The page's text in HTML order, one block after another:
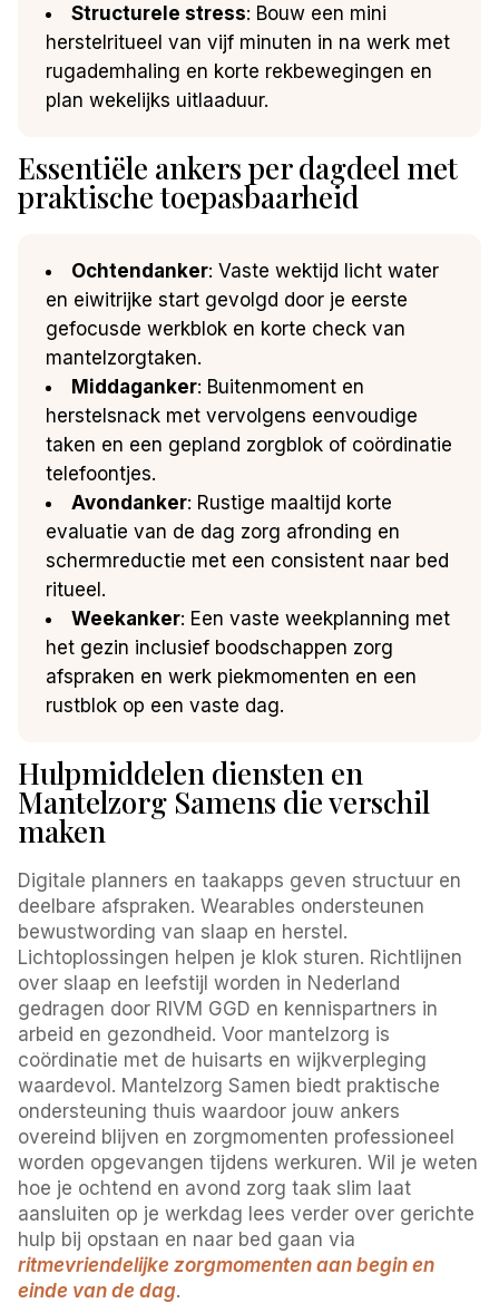
Structurele stress: Bouw een mini
herstelritueel van vijf minuten in na werk met
rugademhaling en korte rekbewegingen en
plan wekelijks uitlaaduur.
Essentiële ankers per dagdeel met
praktische toepasbaarheid
Ochtendanker: Vaste wektijd licht water
en eiwitrijke start gevolgd door je eerste
gefocusde werkblok en korte check van
mantelzorgtaken.
Middaganker: Buitenmoment en
herstelsnack met vervolgens eenvoudige
taken en een gepland zorgblok of coördinatie
telefoontjes.
Avondanker: Rustige maaltijd korte
evaluatie van de dag zorg afronding en
schermreductie met een consistent naar bed
ritueel.
Weekanker: Een vaste weekplanning met
het gezin inclusief boodschappen zorg
afspraken en werk piekmomenten en een
rustblok op een vaste dag.
Hulpmiddelen diensten en
Mantelzorg Samens die verschil
maken
Digitale planners en taakapps geven structuur en
deelbare afspraken. Wearables ondersteunen
bewustwording van slaap en herstel.
Lichtoplossingen helpen je klok sturen. Richtlijnen
over slaap en leefstijl worden in Nederland
gedragen door RIVM GGD en kennispartners in
arbeid en gezondheid. Voor mantelzorg is
coördinatie met de huisarts en wijkverpleging
waardevol. Mantelzorg Samen biedt praktische
ondersteuning thuis waardoor jouw ankers
overeind blijven en zorgmomenten professioneel
worden opgevangen tijdens werkuren. Wil je weten
hoe je ochtend en avond zorg taak slim laat
aansluiten op je werkdag lees verder over gerichte
hulp bij opstaan en naar bed gaan via
ritmevriendelijke zorgmomenten aan begin en
einde van de dag.